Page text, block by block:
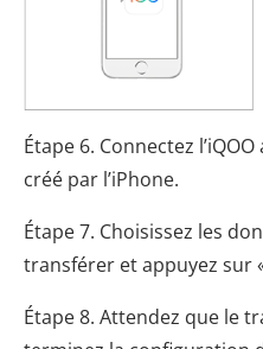
Étape 6. Connectez
créé par l’iPhone.
Étape 7. Choisissez les
transférer et appuyez sur
Étape 8. Attendez que le